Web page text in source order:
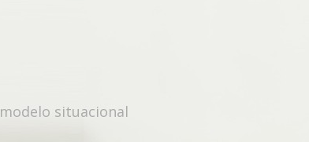
modelo situacional